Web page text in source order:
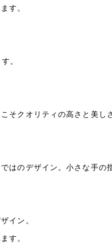
す。
。
そクオリティの高さと美し
はのデザイン。小さな手の
イン。
す。